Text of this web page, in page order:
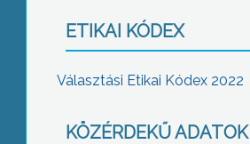
ETIKAI KÓDEX
Választási Etikai Kódex 2022
KÖZÉRDEKŰ ADATOK